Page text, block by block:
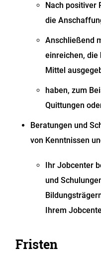
Nach positiver
die
Anschließend
einreichen, die
Mittel
haben, zum
Quittungen
Beratungen und
von Kenntnissen
Ihr Jobcenter
und
Ihrem
Fristen